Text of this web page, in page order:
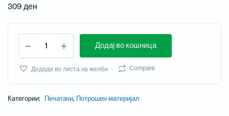
309ден
Додај во кошница
Додади во листа на желби Compare
Категории: Печатачи, Потрошен материјал